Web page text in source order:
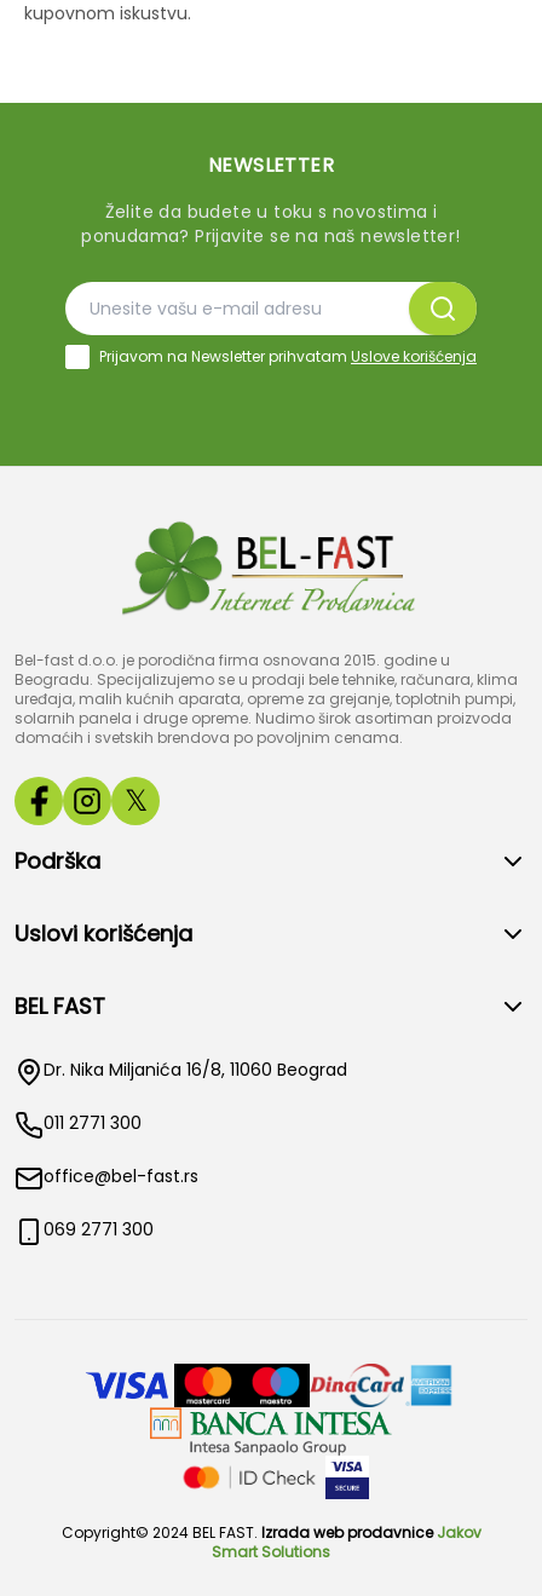
kupovnom iskustvu.
NEWSLETTER
Želite da budete u toku s novostima i
ponudama? Prijavite se na naš newsletter!
Prijavom na Newsletter prihvatam Uslove korišćenja
Bel-fast d.o.o. je porodična firma osnovana 2015. godine u
Beogradu. Specijalizujemo se u prodaji bele tehnike, računara, klima
uređaja, malih kućnih aparata, opreme za grejanje, toplotnih pumpi,
solarnih panela i druge opreme. Nudimo širok asortiman proizvoda
domaćih i svetskih brendova po povoljnim cenama.
𝕏
Podrška
Uslovi korišćenja
BEL FAST
Dr. Nika Miljanića 16/8, 11060 Beograd
011 2771 300
office@bel-fast.rs
069 2771 300
Copyright© 2024 BEL FAST. Izrada web prodavnice Jakov
Smart Solutions